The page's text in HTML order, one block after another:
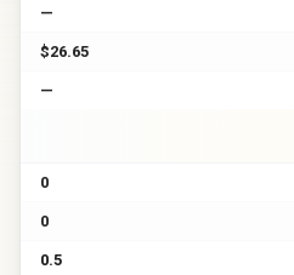
—
$26.65
—
0
0
0.5